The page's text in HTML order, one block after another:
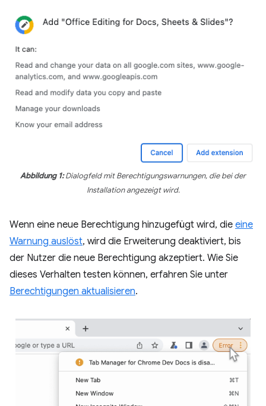
Abbildung 1:Dialogfeld mit Berechtigungswarnungen, die bei der
Installation angezeigt wird.
Wenn eine neue Berechtigung hinzugefügt wird, die eine
Warnung auslöst, wird die Erweiterung deaktiviert, bis
der Nutzer die neue Berechtigung akzeptiert. Wie Sie
dieses Verhalten testen können, erfahren Sie unter
Berechtigungen aktualisieren.